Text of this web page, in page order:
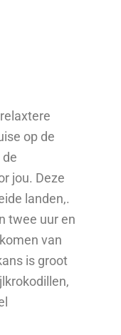
op de
jou. Deze
landen,.
twee uur en
van
is groot